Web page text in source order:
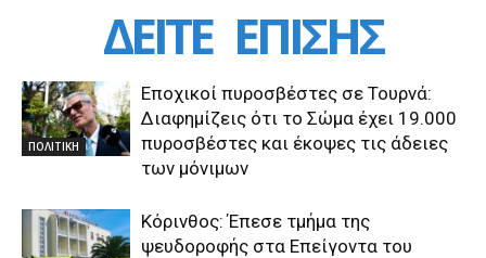
ΔΕΙΤΕ ΕΠΙΣΗΣ
ΠΟΛΙΤΙΚΗ
Εποχικοί πυροσβέστες σε Τουρνά:
Διαφημίζεις ότι το Σώμα έχει 19.000
πυροσβέστες και έκοψες τις άδειες
των μόνιμων
Κόρινθος: Έπεσε τμήμα της
ψευδοροφής στα Επείγοντα του